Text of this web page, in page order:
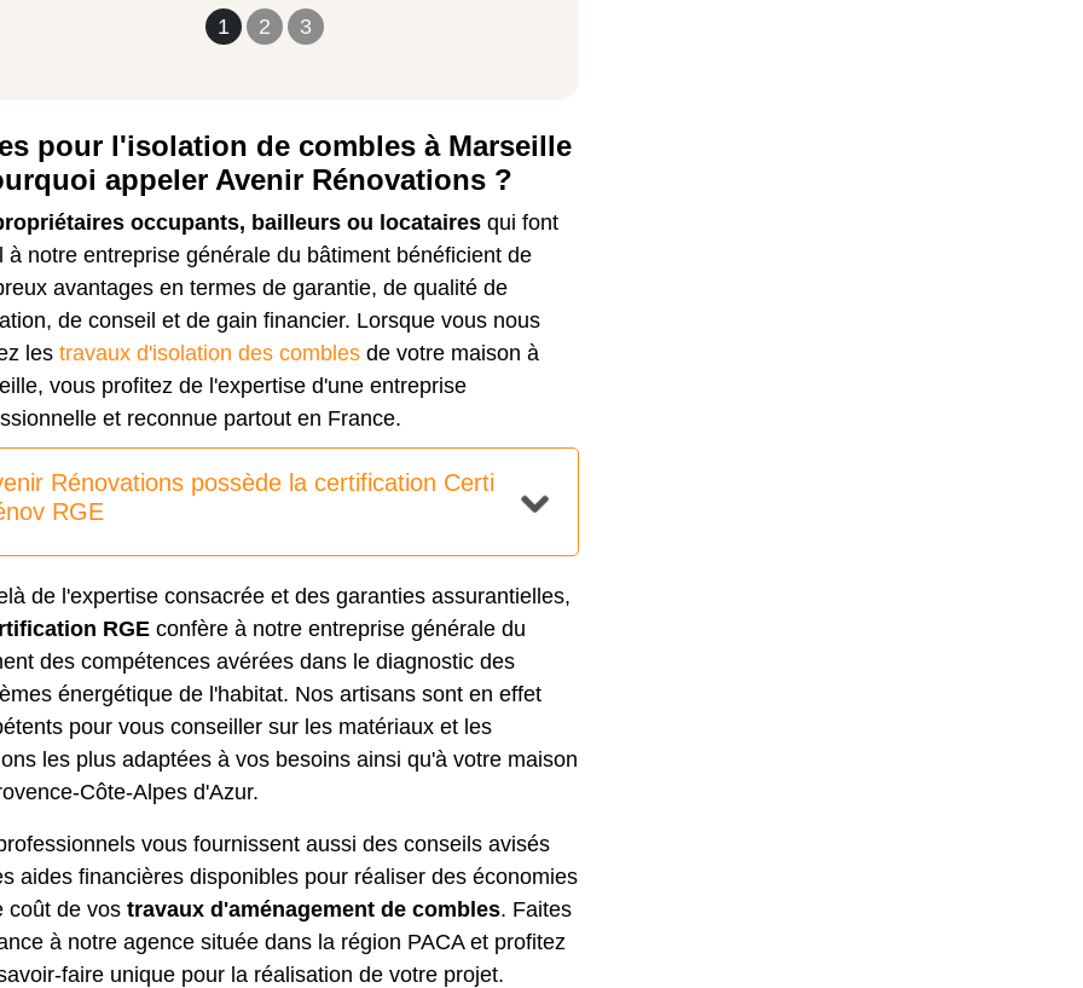
1 2 3
pour l'isolation de combles à Marseille
appeler Avenir Rénovations ?
occupants, bailleurs ou locataires qui font
à notre entreprise générale du bâtiment bénéficient de
avantages en termes de garantie, de qualité de
de conseil et de gain financier. Lorsque vous nous
les travaux d'isolation des combles de votre maison à
vous profitez de l'expertise d'une entreprise
et reconnue partout en France.
Rénovations possède la certification Certi
RGE
de l'expertise consacrée et des garanties assurantielles,
RGE confère à notre entreprise générale du
des compétences avérées dans le diagnostic des
énergétique de l'habitat. Nos artisans sont en effet
pour vous conseiller sur les matériaux et les
les plus adaptées à vos besoins ainsi qu'à votre maison
Côte-Alpes d'Azur.
vous fournissent aussi des conseils avisés
aides financières disponibles pour réaliser des économies
coût de vos travaux d'aménagement de combles. Faites
à notre agence située dans la région PACA et profitez
faire unique pour la réalisation de votre projet.